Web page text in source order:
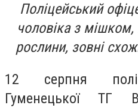
Поліцейський
чоловіка з
рослини, зовні
12 серпня
Гуменецької ТГ